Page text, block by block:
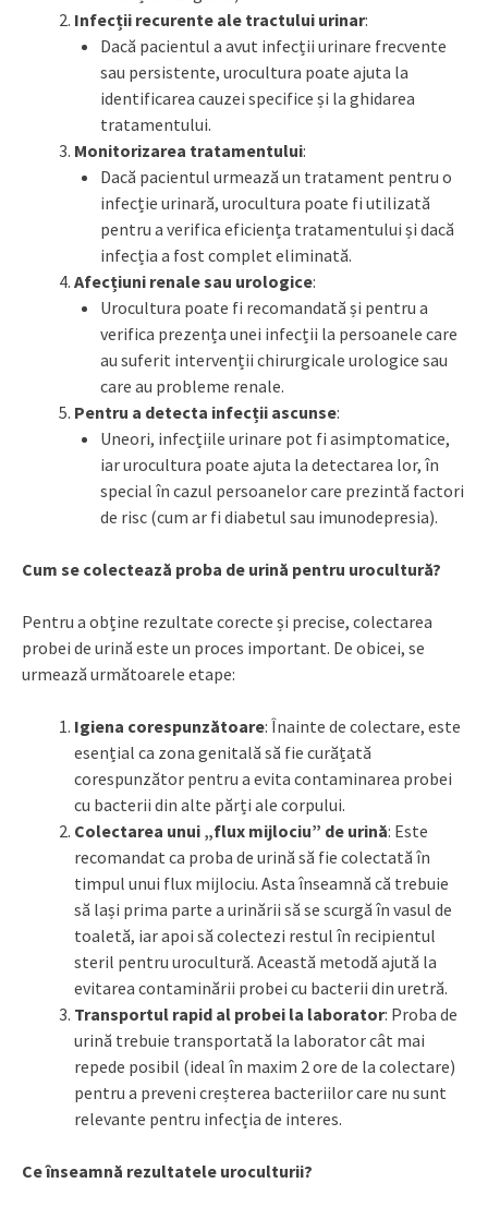
Infecții recurente ale tractului urinar:
Dacă pacientul a avut infecții urinare frecvente
sau persistente, urocultura poate ajuta la
identificarea cauzei specifice și la ghidarea
tratamentului.
Monitorizarea tratamentului:
Dacă pacientul urmează un tratament pentru o
infecție urinară, urocultura poate fi utilizată
pentru a verifica eficiența tratamentului și dacă
infecția a fost complet eliminată.
Afecțiuni renale sau urologice:
Urocultura poate fi recomandată și pentru a
verifica prezența unei infecții la persoanele care
au suferit intervenții chirurgicale urologice sau
care au probleme renale.
Pentru a detecta infecții ascunse:
Uneori, infecțiile urinare pot fi asimptomatice,
iar urocultura poate ajuta la detectarea lor, în
special în cazul persoanelor care prezintă factori
de risc (cum ar fi diabetul sau imunodepresia).
Cum se colectează proba de urină pentru urocultură?
Pentru a obține rezultate corecte și precise, colectarea
probei de urină este un proces important. De obicei, se
urmează următoarele etape:
Igiena corespunzătoare: Înainte de colectare, este
esențial ca zona genitală să fie curățată
corespunzător pentru a evita contaminarea probei
cu bacterii din alte părți ale corpului.
Colectarea unui „flux mijlociu” de urină: Este
recomandat ca proba de urină să fie colectată în
timpul unui flux mijlociu. Asta înseamnă că trebuie
să lași prima parte a urinării să se scurgă în vasul de
toaletă, iar apoi să colectezi restul în recipientul
steril pentru urocultură. Această metodă ajută la
evitarea contaminării probei cu bacterii din uretră.
Transportul rapid al probei la laborator: Proba de
urină trebuie transportată la laborator cât mai
repede posibil (ideal în maxim 2 ore de la colectare)
pentru a preveni creșterea bacteriilor care nu sunt
relevante pentru infecția de interes.
Ce înseamnă rezultatele uroculturii?